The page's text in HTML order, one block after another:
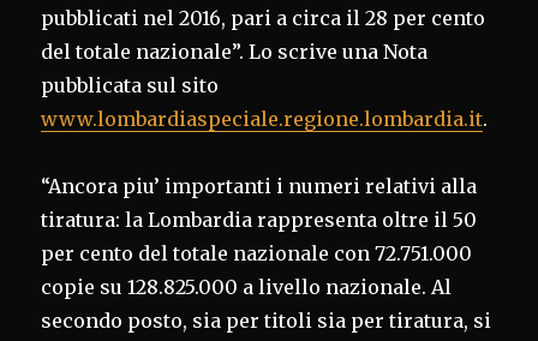
pubblicati nel 2016, pari a circa il 28 per cento
del totale nazionale”. Lo scrive una Nota
pubblicata sul sito
www.lombardiaspeciale.regione.lombardia.it.
“Ancora piu’ importanti i numeri relativi alla
tiratura: la Lombardia rappresenta oltre il 50
per cento del totale nazionale con 72.751.000
copie su 128.825.000 a livello nazionale. Al
secondo posto, sia per titoli sia per tiratura, si